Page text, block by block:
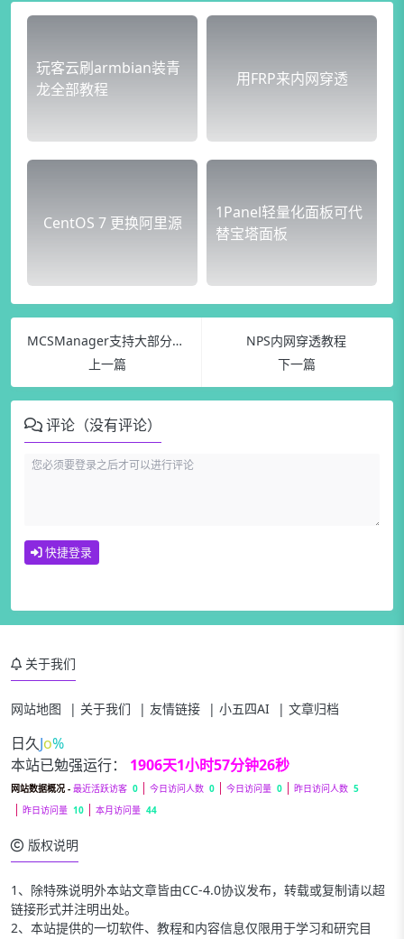
玩客云刷armbian装青
龙全部教程
用FRP来内网穿透
CentOS 7 更换阿里源
1Panel轻量化面板可代
替宝塔面板
MCSManager支持大部分游戏服务端和控制台程序的管理面板
上一篇
NPS内网穿透教程
下一篇
评论（没有评论）
快捷登录
二、安装istoreOS虚拟机
安装Windows
关于我们
网站地图 | 关于我们 | 友情链接 | 小五四AI | 文章归档
日久见人
本站已勉强运行： 1906天1小时57分钟26秒
网站数据概况 - 最近活跃访客 0 今日访问人数 0 今日访问量 0 昨日访问人数 5
昨日访问量 10 本月访问量 44
版权说明
1、除特殊说明外本站文章皆由CC-4.0协议发布，转载或复制请以超
链接形式并注明出处。
2、本站提供的一切软件、教程和内容信息仅限用于学习和研究目